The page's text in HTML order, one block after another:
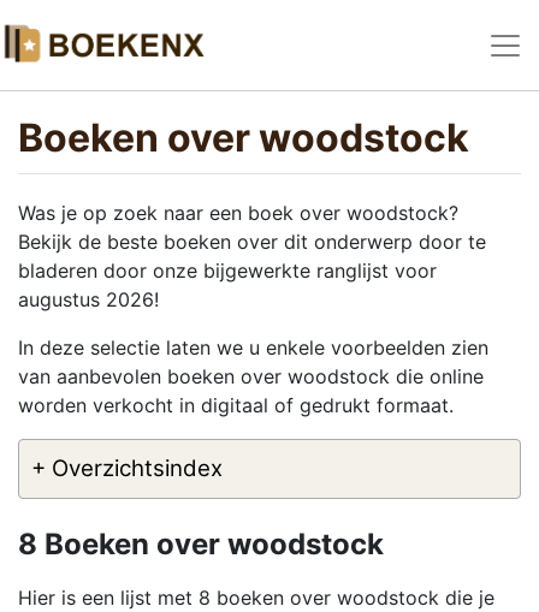
Boeken over woodstock
Was je op zoek naar een boek over woodstock?
Bekijk de beste boeken over dit onderwerp door te
bladeren door onze bijgewerkte ranglijst voor
augustus 2026!
In deze selectie laten we u enkele voorbeelden zien
van aanbevolen boeken over woodstock die online
worden verkocht in digitaal of gedrukt formaat.
+ Overzichtsindex
8 Boeken over woodstock
Hier is een lijst met 8 boeken over woodstock die je